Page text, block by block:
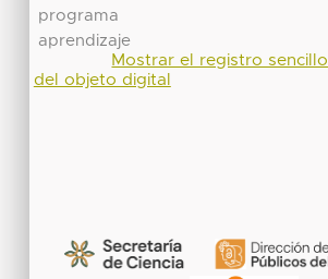
programa
aprendizaje
Mostrar el registro sencillo
del objeto digital